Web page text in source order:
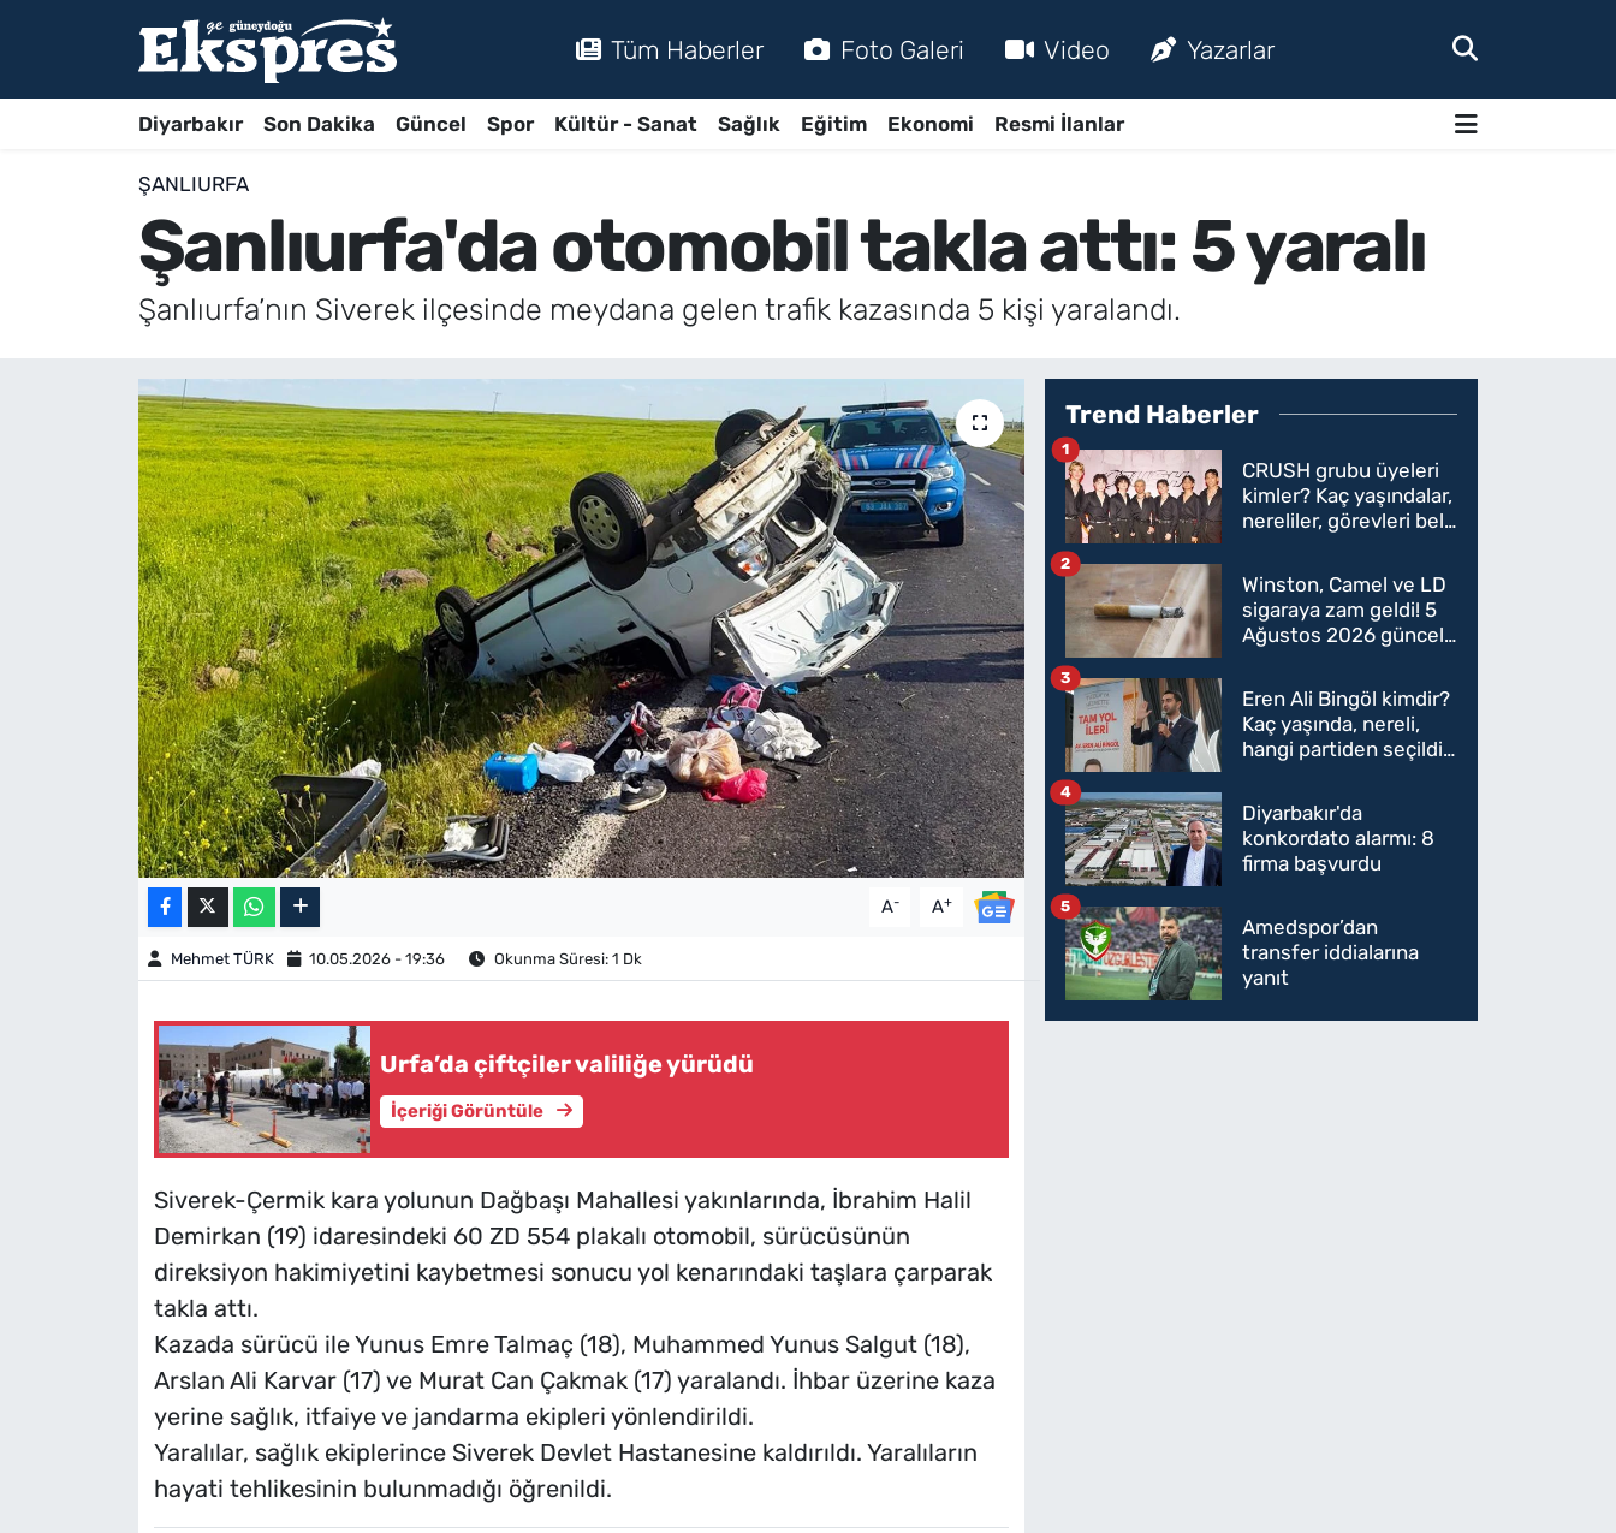
Tüm Haberler Foto Galeri Video Yazarlar
Diyarbakır Son Dakika Güncel Spor Kültür - Sanat Sağlık Eğitim Ekonomi Resmi İlanlar
ŞANLIURFA
Şanlıurfa'da otomobil takla attı: 5 yaralı
Şanlıurfa’nın Siverek ilçesinde meydana gelen trafik kazasında 5 kişi yaralandı.
A- A+
Mehmet TÜRK 10.05.2026 - 19:36 Okunma Süresi: 1 Dk
Urfa’da çiftçiler valiliğe yürüdü
İçeriği Görüntüle
Siverek-Çermik kara yolunun Dağbaşı Mahallesi yakınlarında, İbrahim Halil
Demirkan (19) idaresindeki 60 ZD 554 plakalı otomobil, sürücüsünün
direksiyon hakimiyetini kaybetmesi sonucu yol kenarındaki taşlara çarparak
takla attı.
Kazada sürücü ile Yunus Emre Talmaç (18), Muhammed Yunus Salgut (18),
Arslan Ali Karvar (17) ve Murat Can Çakmak (17) yaralandı. İhbar üzerine kaza
yerine sağlık, itfaiye ve jandarma ekipleri yönlendirildi.
Yaralılar, sağlık ekiplerince Siverek Devlet Hastanesine kaldırıldı. Yaralıların
hayati tehlikesinin bulunmadığı öğrenildi.
Trend Haberler
CRUSH grubu üyeleri
kimler? Kaç yaşındalar,
nereliler, görevleri belli
1
Winston, Camel ve LD
sigaraya zam geldi! 5
Ağustos 2026 güncel
oldu
2
Eren Ali Bingöl kimdir?
Kaç yaşında, nereli,
hangi partiden seçildi?
Parti'ye mi geçecek?
3
Diyarbakır'da
konkordato alarmı: 8
firma başvurdu
4
Amedspor’dan
transfer iddialarına
yanıt
5